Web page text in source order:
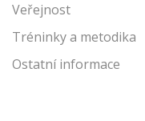
Veřejnost
Tréninky a metodika
Ostatní informace